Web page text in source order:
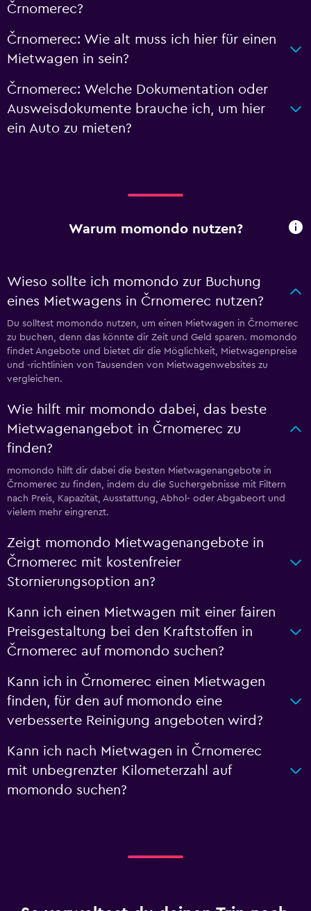
Črnomerec?
Črnomerec: Wie alt muss ich hier für einen
Mietwagen in sein?
Črnomerec: Welche Dokumentation oder
Ausweisdokumente brauche ich, um hier
ein Auto zu mieten?
Warum momondo nutzen?
Wieso sollte ich momondo zur Buchung
eines Mietwagens in Črnomerec nutzen?
Du solltest momondo nutzen, um einen Mietwagen in Črnomerec
zu buchen, denn das könnte dir Zeit und Geld sparen. momondo
findet Angebote und bietet dir die Möglichkeit, Mietwagenpreise
und -richtlinien von Tausenden von Mietwagenwebsites zu
vergleichen.
Wie hilft mir momondo dabei, das beste
Mietwagenangebot in Črnomerec zu
finden?
momondo hilft dir dabei die besten Mietwagenangebote in
Črnomerec zu finden, indem du die Suchergebnisse mit Filtern
nach Preis, Kapazität, Ausstattung, Abhol- oder Abgabeort und
vielem mehr eingrenzt.
Zeigt momondo Mietwagenangebote in
Črnomerec mit kostenfreier
Stornierungsoption an?
Kann ich einen Mietwagen mit einer fairen
Preisgestaltung bei den Kraftstoffen in
Črnomerec auf momondo suchen?
Kann ich in Črnomerec einen Mietwagen
finden, für den auf momondo eine
verbesserte Reinigung angeboten wird?
Kann ich nach Mietwagen in Črnomerec
mit unbegrenzter Kilometerzahl auf
momondo suchen?